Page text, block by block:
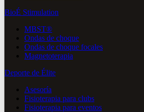
BioÉ Stimulation
MBST®
Ondas de choque
Ondas de choque focales
Magnetoterapia
Deporte de Élite
Asesoría
Fisioterapia para clubs
Fisioterapia para eventos